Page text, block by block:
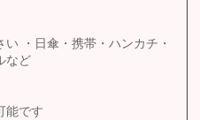
い ・日傘・携帯・ハンカチ・
など
能です